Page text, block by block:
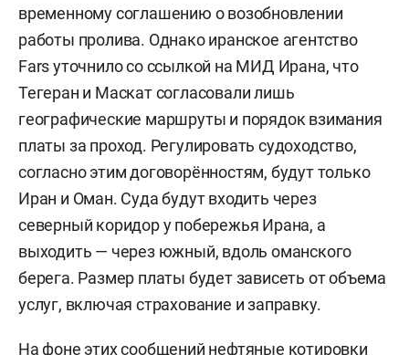
временному соглашению о возобновлении
работы пролива. Однако иранское агентство
Fars уточнило со ссылкой на МИД Ирана, что
Тегеран и Маскат согласовали лишь
географические маршруты и порядок взимания
платы за проход. Регулировать судоходство,
согласно этим договорённостям, будут только
Иран и Оман. Суда будут входить через
северный коридор у побережья Ирана, а
выходить — через южный, вдоль оманского
берега. Размер платы будет зависеть от объема
услуг, включая страхование и заправку.
На фоне этих сообщений нефтяные котировки